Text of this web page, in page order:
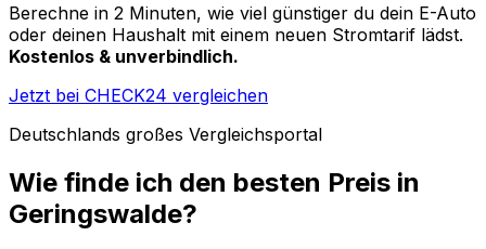
Berechne in 2 Minuten, wie viel günstiger du dein E-Auto
oder deinen Haushalt mit einem neuen Stromtarif lädst.
Kostenlos & unverbindlich.
Jetzt bei CHECK24 vergleichen
Deutschlands großes Vergleichsportal
Wie finde ich den besten Preis in
Geringswalde?